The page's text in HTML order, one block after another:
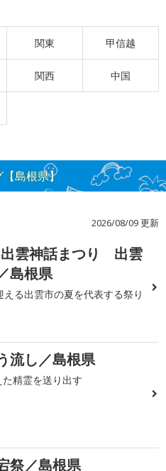
関東 甲信越
関西 中国
島根県】
2026/08/09 更新
雲神話まつり 出雲
島根県
える出雲市の夏を代表する祭り
流し／島根県
精霊を送り出す
祭／島根県